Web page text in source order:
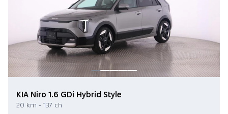
KIA Niro 1.6 GDi Hybrid Style
20 km - 137 ch